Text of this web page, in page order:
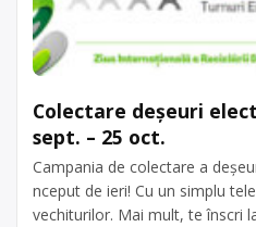
Colectare deșeuri
sept. – 25 oct.
Campania de colectare a
nceput de ieri! Cu un simplu
vechiturilor. Mai mult, te înscri